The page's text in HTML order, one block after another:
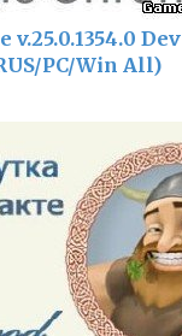
v.25.0.1354.0 Dev
PC/Win All)